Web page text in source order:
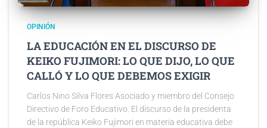
OPINIÓN
LA EDUCACIÓN EN EL DISCURSO DE
KEIKO FUJIMORI: LO QUE DIJO, LO QUE
CALLÓ Y LO QUE DEBEMOS EXIGIR
Carlos Nino Silva Flores Asociado y miembro del Consejo
Directivo de Foro Educativo. El discurso de la presidenta
de la república Keiko Fujimori en materia educativa debe